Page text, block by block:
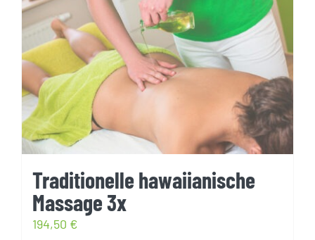
Traditionelle hawaiianische
Massage 3x
194,50 €